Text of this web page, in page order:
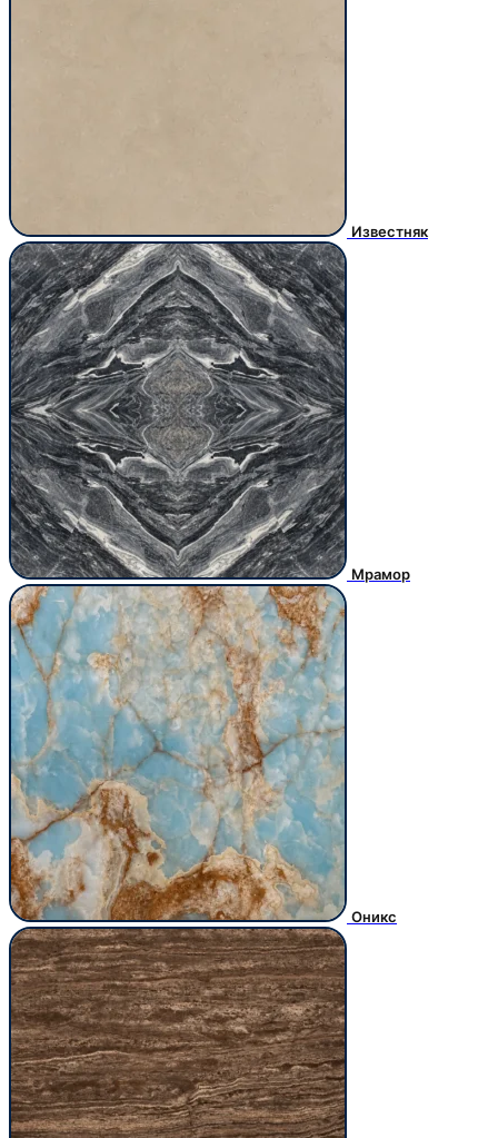
Известняк
Мрамор
Оникс